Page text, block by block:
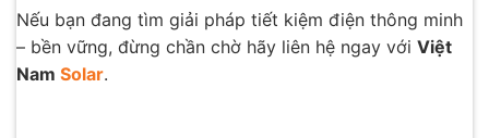
Nếu bạn đang tìm giải pháp tiết kiệm điện thông minh
– bền vững, đừng chần chờ hãy liên hệ ngay với Việt
Nam Solar.